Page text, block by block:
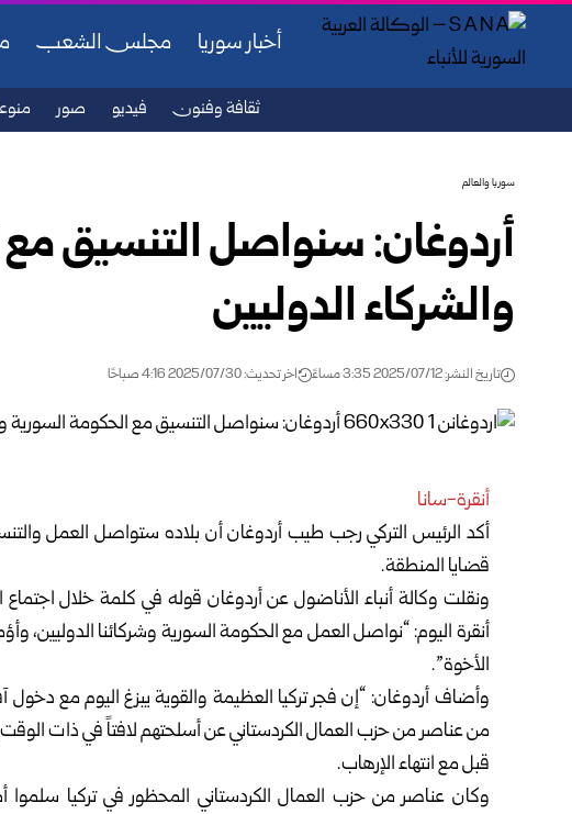
أخبار سوريا مجلس الشعب
ثقافة وفنون فيديو صور
سوريا والعالم
أردوغان: سنواصل التنسيق
والشركاء الدوليين
تاريخ النشر: 2025/07/12 3:35 مساءً اخر تحديث: 2025/07/30 4:16 صباحًا
أنقرة-سانا
أكد الرئيس التركي رجب طيب أردوغان أن بلاده ستواصل العمل
قضايا المنطقة.
ونقلت وكالة أنباء الأناضول عن أردوغان قوله في كلمة خلال اجتماع
أنقرة اليوم: “نواصل العمل مع الحكومة السورية وشركائنا
الأخوة”.
وأضاف أردوغان: “إن فجر تركيا العظيمة والقوية يبزغ اليوم مع دخول
من عناصر من حزب العمال الكردستاني عن أسلحتهم لافتاً في ذات
قبل مع انتهاء الإرهاب.
وكان عناصر من حزب العمال الكردستاني المحظور في تركيا